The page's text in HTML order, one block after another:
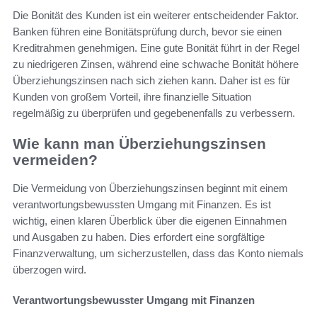
Die Bonität des Kunden ist ein weiterer entscheidender Faktor.
Banken führen eine Bonitätsprüfung durch, bevor sie einen
Kreditrahmen genehmigen. Eine gute Bonität führt in der Regel
zu niedrigeren Zinsen, während eine schwache Bonität höhere
Überziehungszinsen nach sich ziehen kann. Daher ist es für
Kunden von großem Vorteil, ihre finanzielle Situation
regelmäßig zu überprüfen und gegebenenfalls zu verbessern.
Wie kann man Überziehungszinsen
vermeiden?
Die Vermeidung von Überziehungszinsen beginnt mit einem
verantwortungsbewussten Umgang mit Finanzen. Es ist
wichtig, einen klaren Überblick über die eigenen Einnahmen
und Ausgaben zu haben. Dies erfordert eine sorgfältige
Finanzverwaltung, um sicherzustellen, dass das Konto niemals
überzogen wird.
Verantwortungsbewusster Umgang mit Finanzen